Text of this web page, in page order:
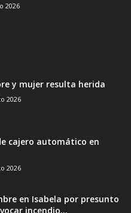
2026
y mujer resulta herida
2026
cajero automático en
2026
en Isabela por presunto
incendio...